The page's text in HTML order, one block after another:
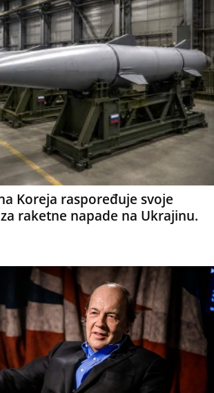
Koreja raspoređuje svoje
raketne napade na Ukrajinu.